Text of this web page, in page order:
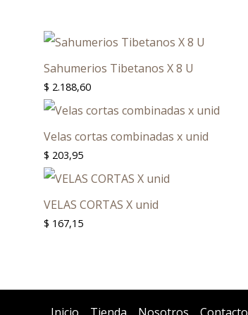
Sahumerios Tibetanos X 8 U
$ 2.188,60
Velas cortas combinadas x unid
$ 203,95
VELAS CORTAS X unid
$ 167,15